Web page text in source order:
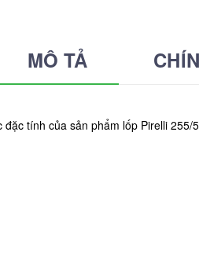
MÔ TẢ
tính của sản phẩm lốp Pirelli 255/